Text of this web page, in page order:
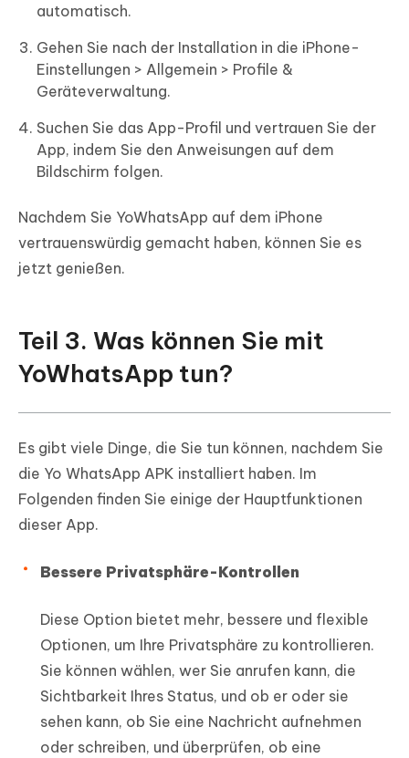
automatisch.
Gehen Sie nach der Installation in die iPhone-
Einstellungen > Allgemein > Profile &
Geräteverwaltung.
Suchen Sie das App-Profil und vertrauen Sie der
App, indem Sie den Anweisungen auf dem
Bildschirm folgen.
Nachdem Sie YoWhatsApp auf dem iPhone
vertrauenswürdig gemacht haben, können Sie es
jetzt genießen.
Teil 3. Was können Sie mit
YoWhatsApp tun?
Es gibt viele Dinge, die Sie tun können, nachdem Sie
die Yo WhatsApp APK installiert haben. Im
Folgenden finden Sie einige der Hauptfunktionen
dieser App.
Bessere Privatsphäre-Kontrollen
Diese Option bietet mehr, bessere und flexible
Optionen, um Ihre Privatsphäre zu kontrollieren.
Sie können wählen, wer Sie anrufen kann, die
Sichtbarkeit Ihres Status, und ob er oder sie
sehen kann, ob Sie eine Nachricht aufnehmen
oder schreiben, und überprüfen, ob eine